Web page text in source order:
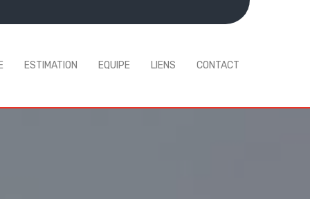
ESTIMATION EQUIPE LIENS CONTACT